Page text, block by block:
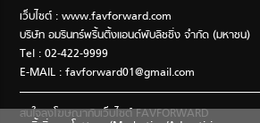
เว็บไซต์ : www.favforward.com
บริษัท อมรินทร์พริ้นติ้งแอนด์พับลิชชิ่ง จำกัด (มหาชน)
Tel : 02-422-9999
E-MAIL :favforward01@gmail.com
สนใจลงโฆษณากับเว็บไซต์ FAVFORWARD